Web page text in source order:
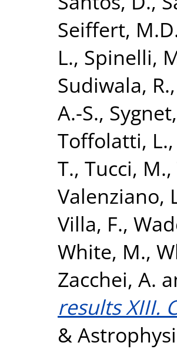
Seiffert,
L., Spinelli,
Sudiwala, R.,
A.-S.,
Toffolatti, L.,
T., Tucci, M.,
Valenziano,
Villa, F.,
White, M.,
Zacchei, A.
results XIII.
&